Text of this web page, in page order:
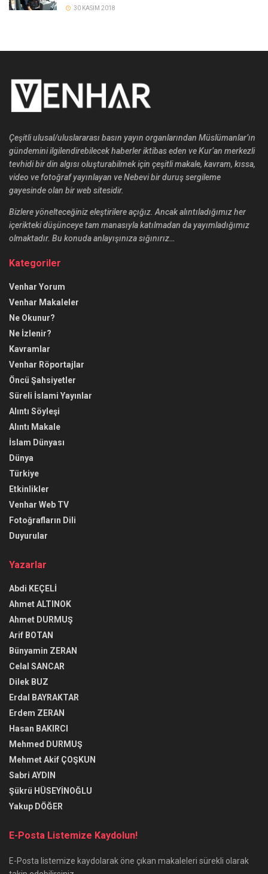
30 KASIM 2018
Çeşitli ulusal/uluslararası basın yayın organlarından Müslümanlar’ın
gündemini ilgilendirebilecek haberler iktibas eden ve Kur’an merkezli
tevhidi bir din algısı oluşturabilmek için çeşitli makale, kavram, kıssa,
video ve fotoğraf yayınlayan ve Nebevi bir duruş sergileme
gayesinde olan bir web sitesidir.
Bizlere yönelteceğiniz eleştirilere açığız. Ancak alıntıladığımız her
içerikteki düşünceye tam manasıyla katılmadan da yayımladığımız
olmaktadır. Bu konuda anlayışınıza sığınırız…
Kategoriler
Venhar Yorum
Venhar Makaleler
Ne Okunur?
Ne İzlenir?
Kavramlar
Venhar Röportajlar
Öncü Şahsiyetler
Süreli İslami Yayınlar
Alıntı Söyleşi
Alıntı Makale
İslam Dünyası
Dünya
Türkiye
Etkinlikler
Venhar Web TV
Fotoğrafların Dili
Duyurular
Yazarlar
Abdi KEÇELİ
Ahmet ALTINOK
Ahmet DURMUŞ
Arif BOTAN
Bünyamin ZERAN
Celal SANCAR
Dilek BUZ
Erdal BAYRAKTAR
Erdem ZERAN
Hasan BAKIRCI
Mehmed DURMUŞ
Mehmet Akif ÇOŞKUN
Sabri AYDIN
Şükrü HÜSEYİNOĞLU
Yakup DÖĞER
E-Posta Listemize Kaydolun!
E-Posta listemize kaydolarak öne çıkan makaleleri sürekli olarak